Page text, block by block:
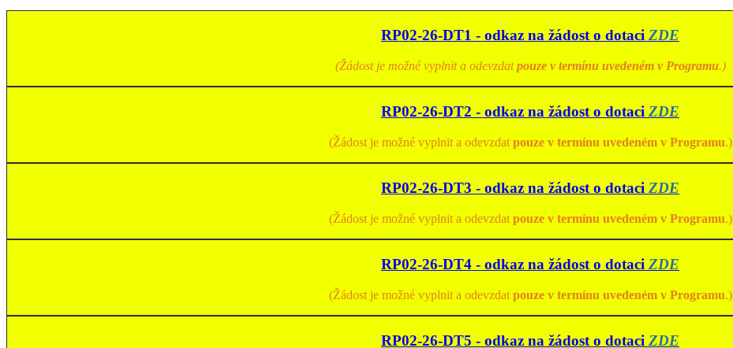
RP02-26-DT1 - odkaz na žádost o dotaci ZDE
(Žádost je možné vyplnit a odevzdatpouze v termínu uvedeném v Programu.)
RP02-26-DT2 - odkaz na žádost o dotaci ZDE
(Žádost je možné vyplnit a odevzdat pouze v termínu uvedeném v Programu.)
RP02-26-DT3 - odkaz na žádost o dotaci ZDE
(Žádost je možné vyplnit a odevzdat pouze v termínu uvedeném v Programu.)
RP02-26-DT4 - odkaz na žádost o dotaci ZDE
(Žádost je možné vyplnit a odevzdat pouze v termínu uvedeném v Programu.)
RP02-26-DT5 - odkaz na žádost o dotaci ZDE